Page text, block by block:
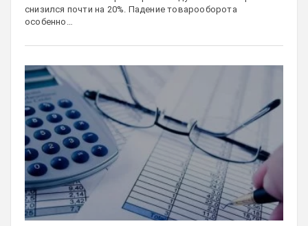
снизился почти на 20%. Падение товарооборота
особенно…